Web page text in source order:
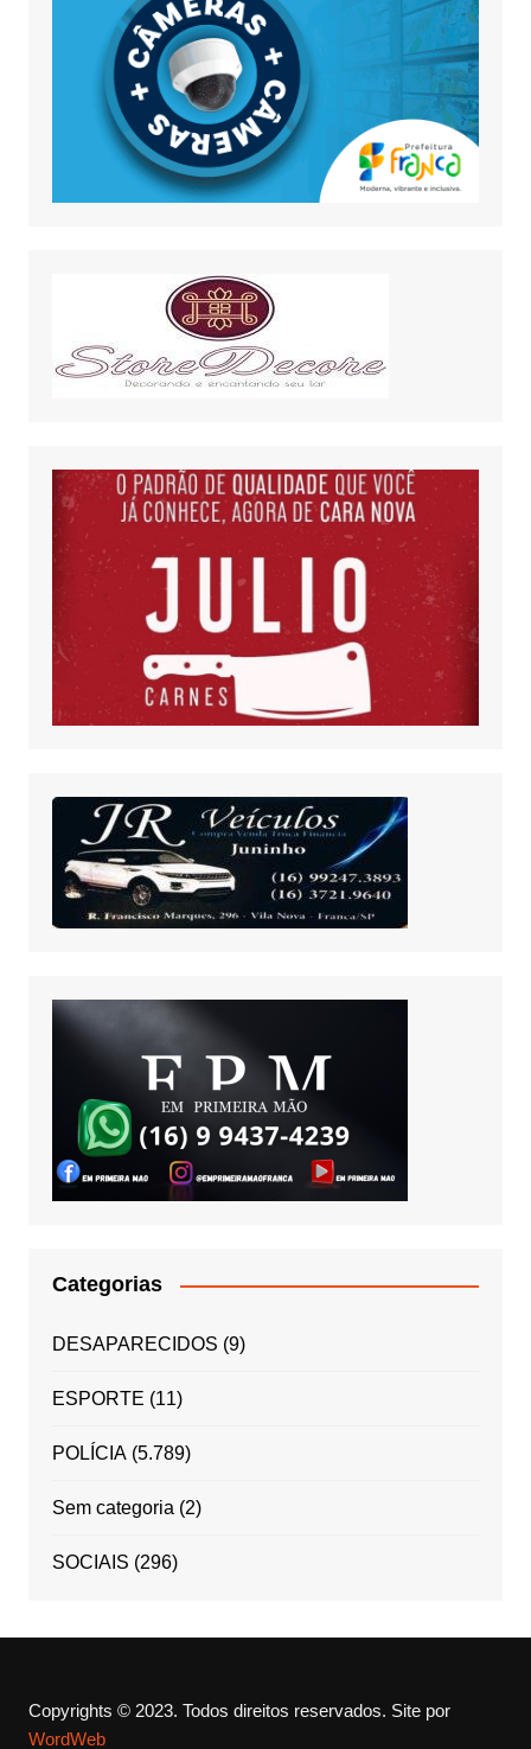
Categorias
DESAPARECIDOS (9)
ESPORTE (11)
POLÍCIA(5.789)
Sem categoria(2)
SOCIAIS (296)
Copyrights © 2023. Todos direitos reservados. Site por
WordWeb